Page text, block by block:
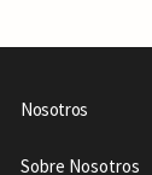
Nosotros
Sobre Nosotros